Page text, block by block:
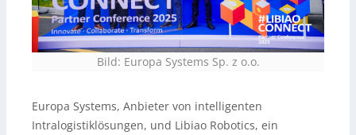
Bild: Europa Systems Sp. z o.o.
Europa Systems, Anbieter von intelligenten
Intralogistiklösungen, und Libiao Robotics, ein